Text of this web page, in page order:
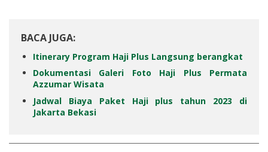
BACA JUGA:
Itinerary Program Haji Plus Langsung berangkat
Dokumentasi Galeri Foto Haji Plus Permata
Azzumar Wisata
Jadwal Biaya Paket Haji plus tahun 2023 di
Jakarta Bekasi